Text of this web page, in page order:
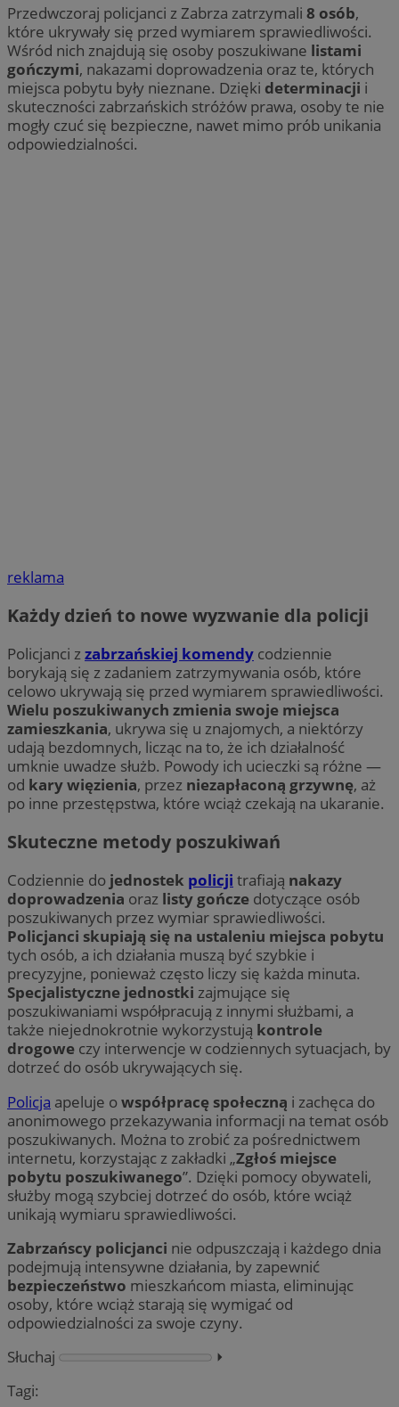
Przedwczoraj policjanci z Zabrza zatrzymali 8 osób,
które ukrywały się przed wymiarem sprawiedliwości.
Wśród nich znajdują się osoby poszukiwane listami
gończymi, nakazami doprowadzenia oraz te, których
miejsca pobytu były nieznane. Dzięki determinacji i
skuteczności zabrzańskich stróżów prawa, osoby te nie
mogły czuć się bezpieczne, nawet mimo prób unikania
odpowiedzialności.
reklama
Każdy dzień to nowe wyzwanie dla policji
Policjanci zzabrzańskiej komendy codziennie
borykają się z zadaniem zatrzymywania osób, które
celowo ukrywają się przed wymiarem sprawiedliwości.
Wielu poszukiwanych zmienia swoje miejsca
zamieszkania, ukrywa się u znajomych, a niektórzy
udają bezdomnych, licząc na to, że ich działalność
umknie uwadze służb. Powody ich ucieczki są różne —
od kary więzienia, przez niezapłaconą grzywnę, aż
po inne przestępstwa, które wciąż czekają na ukaranie.
Skuteczne metody poszukiwań
Codziennie do jednostek policji trafiają nakazy
doprowadzenia oraz listy gończe dotyczące osób
poszukiwanych przez wymiar sprawiedliwości.
Policjanci skupiają się na ustaleniu miejsca pobytu
tych osób, a ich działania muszą być szybkie i
precyzyjne, ponieważ często liczy się każda minuta.
Specjalistyczne jednostki zajmujące się
poszukiwaniami współpracują z innymi służbami, a
także niejednokrotnie wykorzystują kontrole
drogowe czy interwencje w codziennych sytuacjach, by
dotrzeć do osób ukrywających się.
Policja apeluje owspółpracę społeczną i zachęca do
anonimowego przekazywania informacji na temat osób
poszukiwanych. Można to zrobić za pośrednictwem
internetu, korzystając z zakładki „Zgłoś miejsce
pobytu poszukiwanego”. Dzięki pomocy obywateli,
służby mogą szybciej dotrzeć do osób, które wciąż
unikają wymiaru sprawiedliwości.
Zabrzańscy policjanci nie odpuszczają i każdego dnia
podejmują intensywne działania, by zapewnić
bezpieczeństwo mieszkańcom miasta, eliminując
osoby, które wciąż starają się wymigać od
odpowiedzialności za swoje czyny.
Słuchaj
⏵︎
Tagi: